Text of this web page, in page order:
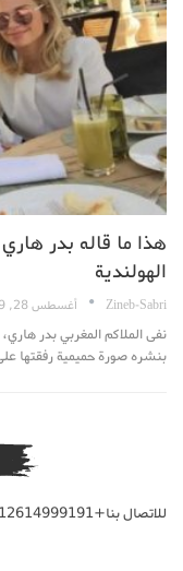
هذا ما قاله بدر
الهولندية
Zineb-Sabri أغسطس 28, 2019
نفى الملاكم المغربي بدر
بنشره صورة حميمية رفقتها
للاتصال بنا+212614999191